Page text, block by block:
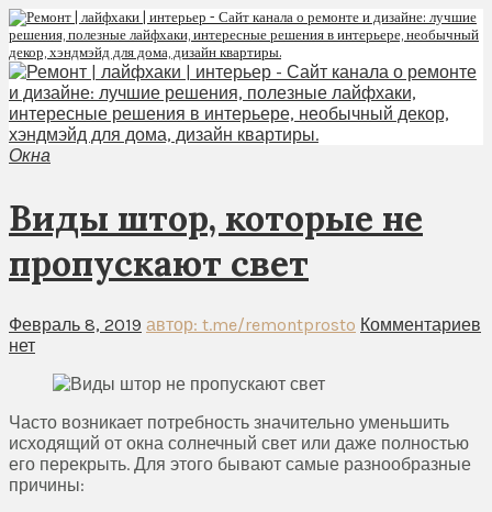
Окна
Виды штор, которые не
пропускают свет
Февраль 8, 2019 автор: t.me/remontprosto Комментариев
нет
Часто возникает потребность значительно уменьшить
исходящий от окна солнечный свет или даже полностью
его перекрыть. Для этого бывают самые разнообразные
причины: